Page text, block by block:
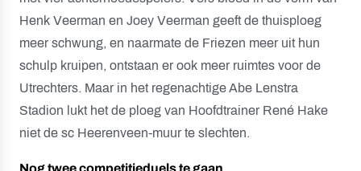
Henk Veerman en Joey Veerman geeft de thuisploeg
meer schwung, en naarmate de Friezen meer uit hun
schulp kruipen, ontstaan er ook meer ruimtes voor de
Utrechters. Maar in het regenachtige Abe Lenstra
Stadion lukt het de ploeg van Hoofdtrainer René Hake
niet de sc Heerenveen-muur te slechten.
Nog twee competitieduels te gaan